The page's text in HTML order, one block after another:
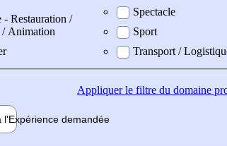
- Restauration /
/ Animation
Spectacle
Sport
Transport /
Appliquerle filtre du domaine
l'Expérience demandée